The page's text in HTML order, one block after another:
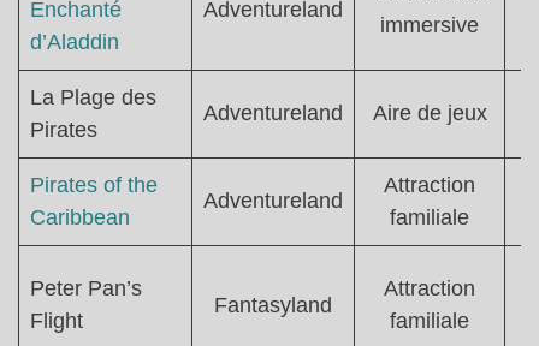
Enchanté
d’Aladdin
Adventureland
immersive
La Plage des
Pirates
Adventureland Aire de jeux
Pirates of the
Caribbean
Adventureland
Attraction
familiale
Peter Pan’s
Flight
Fantasyland
Attraction
familiale